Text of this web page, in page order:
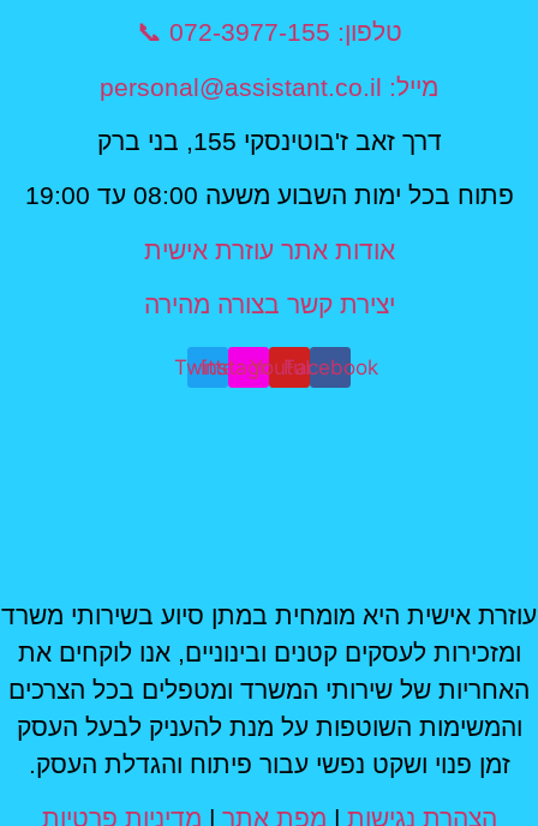
טלפון: 072-3977-155 📞
מייל: personal@assistant.co.il
דרך זאב ז'בוטינסקי 155, בני ברק
פתוח בכל ימות השבוע משעה 08:00 עד 19:00
אודות אתר עוזרת אישית
יצירת קשר בצורה מהירה
Facebook
Youtube
Instagram
Twitter
עוזרת אישית היא מומחית במתן סיוע בשירותי משרד
ומזכירות לעסקים קטנים ובינוניים, אנו לוקחים את
האחריות של שירותי המשרד ומטפלים בכל הצרכים
והמשימות השוטפות על מנת להעניק לבעל העסק
זמן פנוי ושקט נפשי עבור פיתוח והגדלת העסק.
הצהרת נגישות | מפת אתר | מדיניות פרטיות